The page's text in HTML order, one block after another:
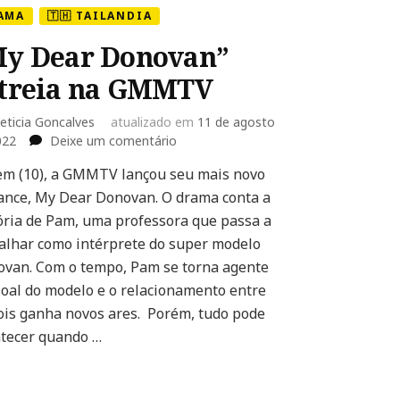
🇹🇭 TAILANDIA
Dear Donovan”
na GMMTV
Goncalves atualizado em 11 de agosto
Deixe um comentárioem
Dear
Donovan”
estreia
GMMTV
(10), a GMMTV lançou seu mais novo
My Dear Donovan. O drama conta a
de Pam, uma professora que passa a
como intérprete do super modelo
Com o tempo, Pam se torna agente
do modelo e o relacionamento entre
ganha novos ares. Porém, tudo pode
quando …